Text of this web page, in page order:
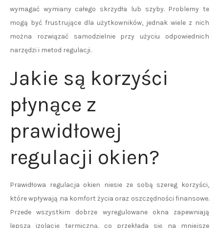
wymagać wymiany całego skrzydła lub szyby. Problemy te
mogą być frustrujące dla użytkowników, jednak wiele z nich
można rozwiązać samodzielnie przy użyciu odpowiednich
narzędzi i metod regulacji.
Jakie są korzyści
płynące z
prawidłowej
regulacji okien?
Prawidłowa regulacja okien niesie ze sobą szereg korzyści,
które wpływają na komfort życia oraz oszczędności finansowe.
Przede wszystkim dobrze wyregulowane okna zapewniają
lepszą izolację termiczną, co przekłada się na mniejsze